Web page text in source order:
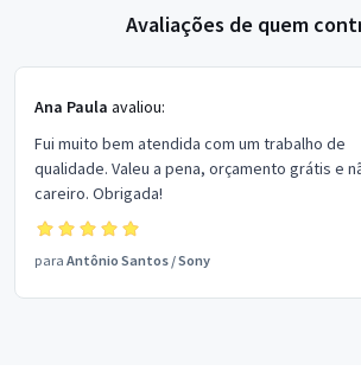
Avaliações de quem
Ana Paula avaliou:
Fui muito bem atendida com um trabalho de
qualidade. Valeu a pena, orçamento grátis e
careiro. Obrigada!
para Antônio Santos /Sony